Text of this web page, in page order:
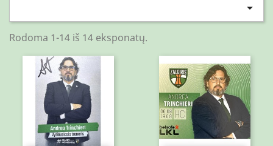

Rodoma 1-14 iš 14 eksponatų.